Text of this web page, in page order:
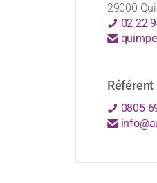
29000
02 22
0805